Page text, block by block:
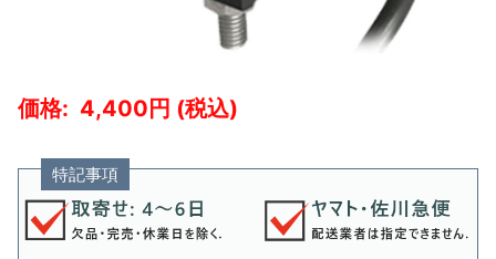
4,400
特記事項